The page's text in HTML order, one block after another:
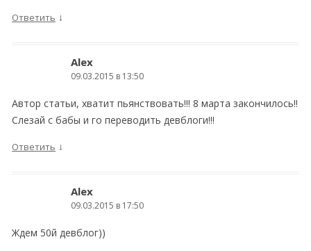
Ответить ↓
Alex
09.03.2015 в 13:50
Автор статьи, хватит пьянствовать!!! 8 марта закончилось!!
Слезай с бабы и го переводить девблоги!!!
Ответить ↓
Alex
09.03.2015 в 17:50
Ждем 50й девблог))